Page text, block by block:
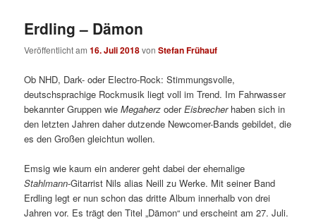
Erdling – Dämon
Veröffentlicht am16. Juli 2018vonStefan Frühauf
Ob NHD, Dark- oder Electro-Rock: Stimmungsvolle,
deutschsprachige Rockmusik liegt voll im Trend. Im Fahrwasser
bekannter Gruppen wieMegaherz oderEisbrecherhaben sich in
den letzten Jahren daher dutzende Newcomer-Bands gebildet, die
es den Großen gleichtun wollen.
Emsig wie kaum ein anderer geht dabei der ehemalige
Stahlmann-Gitarrist Nils alias Neill zu Werke. Mit seiner Band
Erdling legt er nun schon das dritte Album innerhalb von drei
Jahren vor. Es trägt den Titel „Dämon“ und erscheint am 27. Juli.